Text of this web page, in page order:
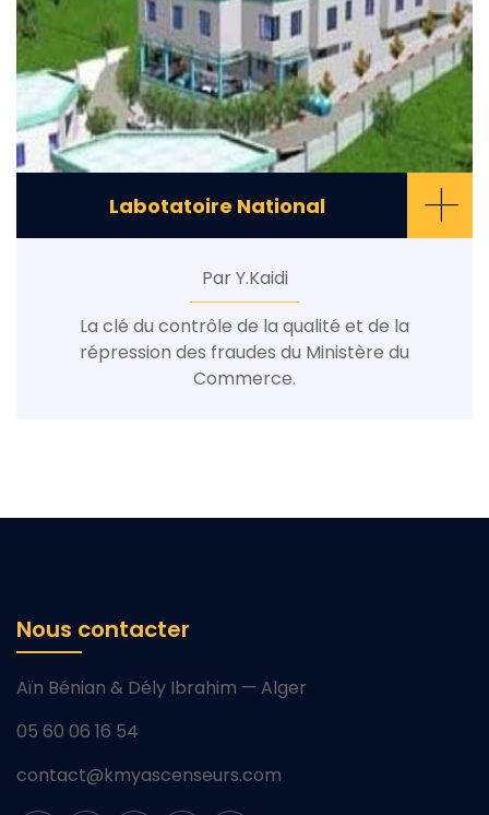
Labotatoire National +
Par Y.Kaidi
La clé du contrôle de la qualité et de la
répression des fraudes du Ministère du
Commerce.
Nous contacter
Aïn Bénian & Dély Ibrahim — Alger
05 60 06 16 54
contact@kmyascenseurs.com